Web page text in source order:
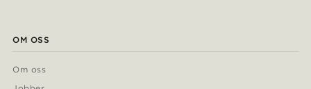
OM OSS
Om oss